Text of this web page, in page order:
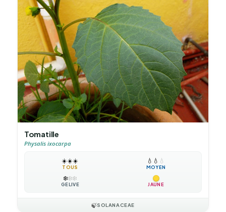
Tomatille
Physalis ixocarpa
☀️☀️☀️
TOUS
💧 💧 💧
MOYEN
❄️❄️❄️
GÉLIVE JAUNE
🍃SOLANACEAE